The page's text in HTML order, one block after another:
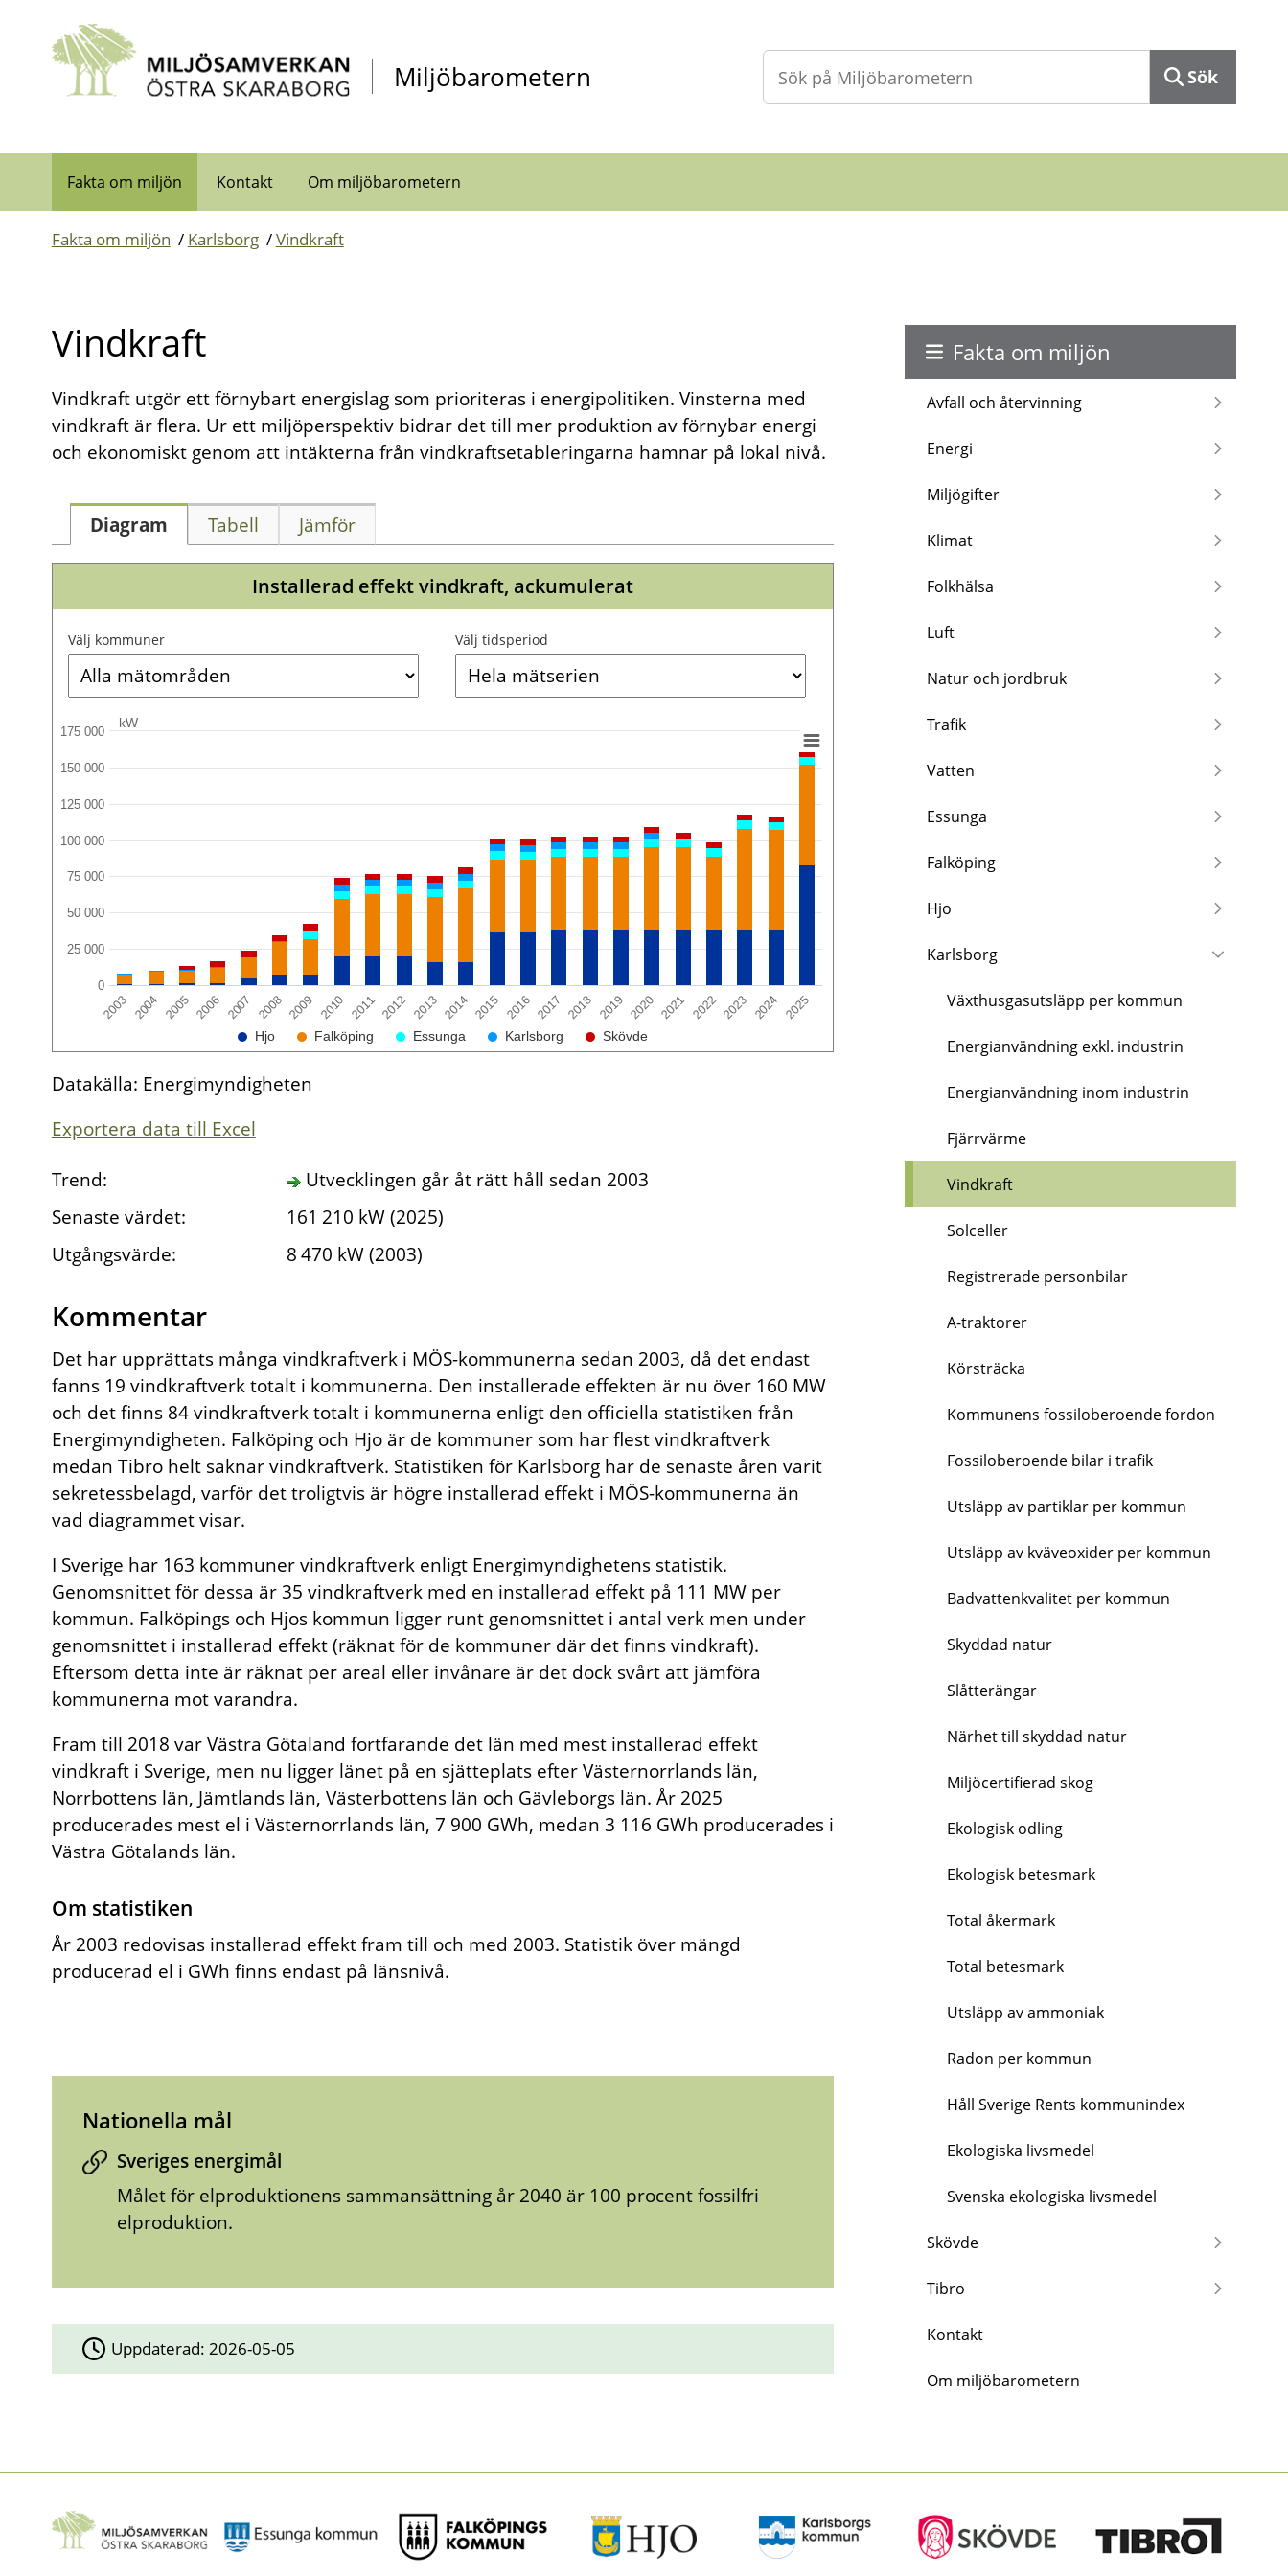
Miljöbarometern Sök
Fakta om miljön Kontakt Om miljöbarometern
Fakta om miljön / Karlsborg /Vindkraft
Vindkraft
Vindkraft utgör ett förnybart energislag som prioriteras i energipolitiken. Vinsterna med
vindkraft är flera. Ur ett miljöperspektiv bidrar det till mer produktion av förnybar energi
och ekonomiskt genom att intäkterna från vindkraftsetableringarna hamnar på lokal nivå.
Diagram Tabell Jämför
Installerad effekt vindkraft, ackumulerat
Välj kommuner Välj tidsperiod
kW
Hjo Falköping Essunga Karlsborg Skövde
2003 2004 2005 2006 2007 2008 2009 2010 2011 2012 2013 2014 2015 2016 2017 2018 2019 2020 2021 2022 2023 2024 2025
0
25 000
50 000
75 000
100 000
125 000
150 000
175 000
Datakälla: Energimyndigheten
Exportera data till Excel
Trend:
Utvecklingen går åt rätt håll sedan 2003
Senaste värdet:
161 210 kW (2025)
Utgångsvärde:
8 470 kW (2003)
Kommentar
Det har upprättats många vindkraftverk i MÖS-kommunerna sedan 2003, då det endast
fanns 19 vindkraftverk totalt i kommunerna. Den installerade effekten är nu över 160 MW
och det finns 84 vindkraftverk totalt i kommunerna enligt den officiella statistiken från
Energimyndigheten. Falköping och Hjo är de kommuner som har flest vindkraftverk
medan Tibro helt saknar vindkraftverk. Statistiken för Karlsborg har de senaste åren varit
sekretessbelagd, varför det troligtvis är högre installerad effekt i MÖS-kommunerna än
vad diagrammet visar.
I Sverige har 163 kommuner vindkraftverk enligt Energimyndighetens statistik.
Genomsnittet för dessa är 35 vindkraftverk med en installerad effekt på 111 MW per
kommun. Falköpings och Hjos kommun ligger runt genomsnittet i antal verk men under
genomsnittet i installerad effekt (räknat för de kommuner där det finns vindkraft).
Eftersom detta inte är räknat per areal eller invånare är det dock svårt att jämföra
kommunerna mot varandra.
Fram till 2018 var Västra Götaland fortfarande det län med mest installerad effekt
vindkraft i Sverige, men nu ligger länet på en sjätteplats efter Västernorrlands län,
Norrbottens län, Jämtlands län, Västerbottens län och Gävleborgs län. År 2025
producerades mest el i Västernorrlands län, 7 900 GWh, medan 3 116 GWh producerades i
Västra Götalands län.
Om statistiken
År 2003 redovisas installerad effekt fram till och med 2003. Statistik över mängd
producerad el i GWh finns endast på länsnivå.
Nationella mål
Sveriges energimål
Målet för elproduktionens sammansättning år 2040 är 100 procent fossilfri
elproduktion.
Uppdaterad:2026-05-05
Fakta om miljön
Avfall och återvinning
Energi
Miljögifter
Klimat
Folkhälsa
Luft
Natur och jordbruk
Trafik
Vatten
Essunga
Falköping
Hjo
Karlsborg
Växthusgasutsläpp per kommun
Energianvändning exkl. industrin
Energianvändning inom industrin
Fjärrvärme
Vindkraft
Solceller
Registrerade personbilar
A-traktorer
Körsträcka
Kommunens fossiloberoende fordon
Fossiloberoende bilar i trafik
Utsläpp av partiklar per kommun
Utsläpp av kväveoxider per kommun
Badvattenkvalitet per kommun
Skyddad natur
Slåtterängar
Närhet till skyddad natur
Miljöcertifierad skog
Ekologisk odling
Ekologisk betesmark
Total åkermark
Total betesmark
Utsläpp av ammoniak
Radon per kommun
Håll Sverige Rents kommunindex
Ekologiska livsmedel
Svenska ekologiska livsmedel
Skövde
Tibro
Kontakt
Om miljöbarometern